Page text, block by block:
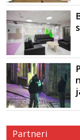
Partneri